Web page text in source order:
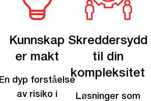
Kunnskap
er makt
En dyp forståelse
av risiko i
Skreddersydd
til din
kompleksitet
Løsninger som